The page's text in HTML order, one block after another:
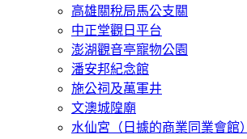
高雄關稅局馬公支關
中正堂觀日平台
澎湖觀音亭寵物公園
潘安邦紀念館
施公祠及萬軍井
文澳城隍廟
水仙宮（日據的商業同業會館）